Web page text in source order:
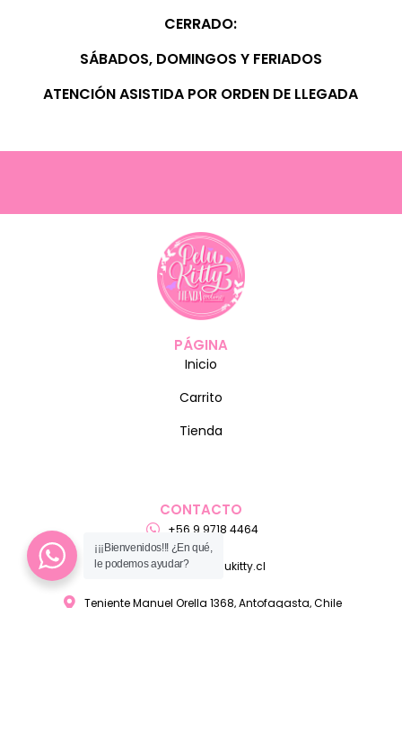
CERRADO:
SÁBADOS, DOMINGOS Y FERIADOS
ATENCIÓN ASISTIDA POR ORDEN DE LLEGADA
PÁGINA
Inicio
Carrito
Tienda
CONTACTO
+56 9 9718 4464
ventas@pelukitty.cl
Teniente Manuel Orella 1368, Antofagasta, Chile
¡¡¡Bienvenidos!!! ¿En qué,
le podemos ayudar?